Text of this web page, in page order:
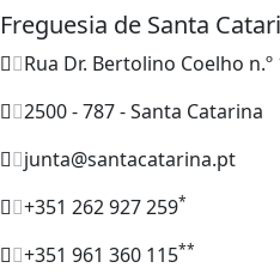
Freguesia de Santa
Rua Dr. Bertolino Coelho n.º
2500 - 787 - Santa Catarina
junta@santacatarina.pt
+351 262 927 259*
+351 961 360 115**